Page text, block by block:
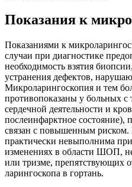
Показания к
Показаниями к
случаи при диагностике
необходимость взятия
устранения дефектов,
Микроларингоскопия и тем
противопоказаны у больных
сердечной деятельности и
послеинфарктное состояние),
связан с повышенным
практически невыполнима
изменениях в области ШОП,
или тризме, препятствующих
ларингоскопа в гортань.